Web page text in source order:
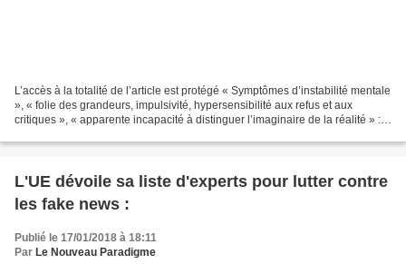
L’accès à la totalité de l’article est protégé « Symptômes d’instabilité mentale
», « folie des grandeurs, impulsivité, hypersensibilité aux refus et aux
critiques », « apparente incapacité à distinguer l’imaginaire de la réalité » :
L'UE dévoile sa liste d'experts pour lutter contre
les fake news :
Publié le 17/01/2018 à 18:11
Par Le Nouveau Paradigme